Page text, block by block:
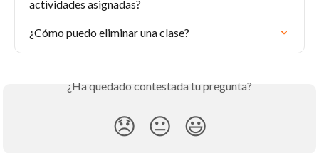
actividades asignadas?
¿Cómo puedo eliminar una clase?
¿Ha quedado contestada tu pregunta?
😞 😐 😃